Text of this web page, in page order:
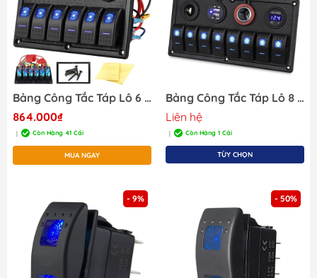
Bảng Công Tắc Táp Lô 6 nút Bấm Cho Tàu Cano, Xe SLPN6, Mã S50802-6H1P1U1V
864.000₫
| Còn Hàng 41 Cái
MUA NGAY
Bảng Công Tắc Táp Lô 8 nút Bấm Cho Tàu Cano, Xe SLPN8, Bao gồm Đồng hồ, Sạc USB
Liên hệ
| Còn Hàng 1 Cái
TÙY CHỌN
- 9% - 50%